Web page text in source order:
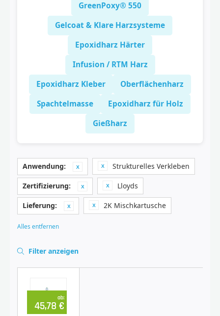
GreenPoxy® 550
Gelcoat & Klare Harzsysteme
Epoxidharz Härter
Infusion / RTM Harz
Epoxidharz Kleber
Oberflächenharz
Spachtelmasse
Epoxidharz für Holz
Gießharz
Anwendung: Strukturelles Verkleben
Zertifizierung: Lloyds
Lieferung: 2K Mischkartusche
Alles entfernen
Filter anzeigen
ab:
45,78 €